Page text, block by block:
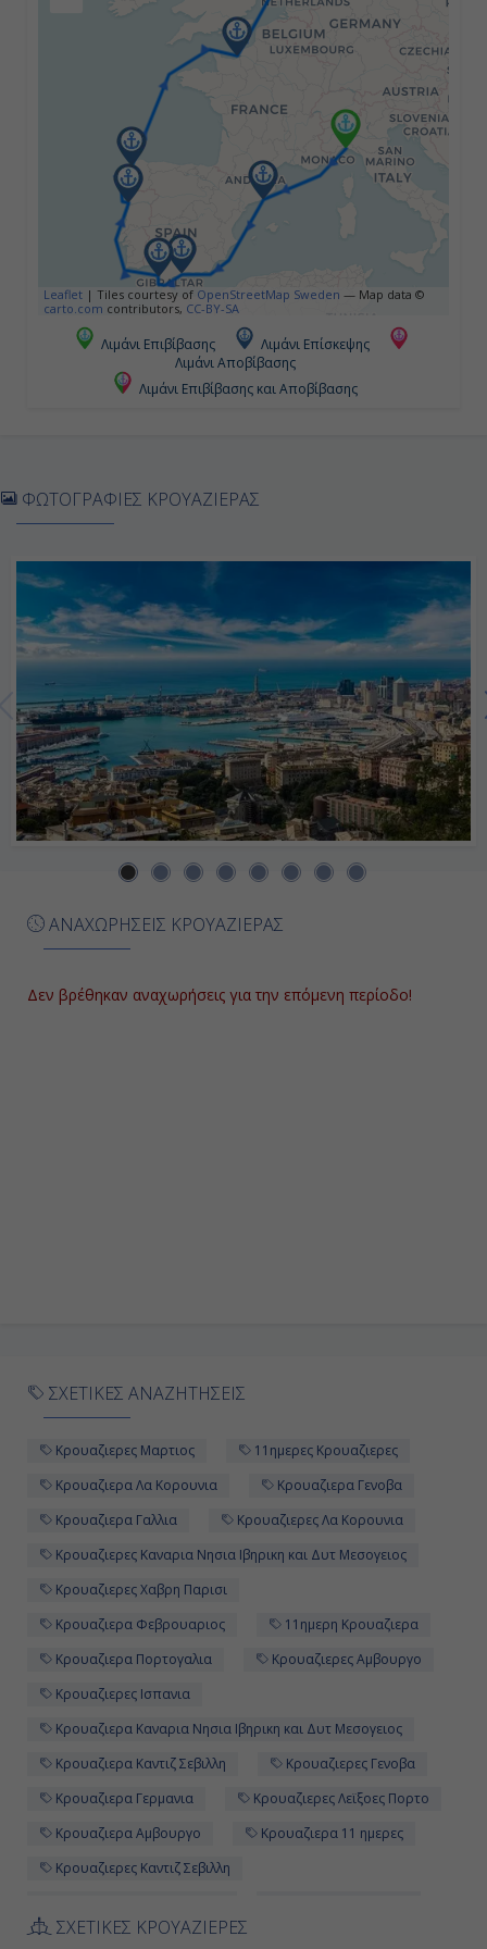
Μάλαγα, Ισπανία
18:00
Ημέρα 5η
Καντίζ ( Σεβίλλη ), Ισπανία
18:00
Ημέρα 6η
Ημέρα 7η
Λεϊξόες (Πόρτο), Πορτογαλία
08:00
17:00
Ημέρα 8η
Λα Κορούνια, Ισπανία
Εν Πλω
06:00
Αποβίβαση
Leaflet | Tiles courtesy of OpenStreetMap Sweden — Map data ©
carto.com contributors, CC-BY-SA
Λιμάνι Επιβίβασης
Λιμάνι Επίσκεψης
Λιμάνι Αποβίβασης
Λιμάνι Επιβίβασης και Αποβίβασης
ΑΝΑΧΩΡΗΣΕΙΣ ΚΡΟΥΑΖΙΕΡΑΣ
Δεν βρέθηκαν αναχωρήσεις για την επόμενη περίοδο!
ΦΩΤΟΓΡΑΦΙΕΣ ΚΡΟΥΑΖΙΕΡΑΣ
ΣΧΕΤΙΚΕΣ ΑΝΑΖΗΤΗΣΕΙΣ
Κρουαζιερες Μαρτιος
11ημερες Κρουαζιερες
Κρουαζιερα Λα Κορουνια
Κρουαζιερα Γενοβα
Κρουαζιερα Γαλλια
Κρουαζιερες Λα Κορουνια
Κρουαζιερες Καναρια Νησια Ιβηρικη και Δυτ Μεσογειος
Κρουαζιερες Χαβρη Παρισι
Κρουαζιερα Φεβρουαριος
11ημερη Κρουαζιερα
Κρουαζιερα Πορτογαλια
Κρουαζιερες Αμβουργο
Κρουαζιερες Ισπανια
Κρουαζιερα Καναρια Νησια Ιβηρικη και Δυτ Μεσογειος
Κρουαζιερα Καντιζ Σεβιλλη
Κρουαζιερες Γενοβα
Κρουαζιερα Γερμανια
Κρουαζιερες Λεϊξοες Πορτο
Κρουαζιερα Αμβουργο
Κρουαζιερα 11 ημερες
Κρουαζιερες Καντιζ Σεβιλλη
Κρουαζιερες απο Γενοβα
ΣΧΕΤΙΚΕΣ ΚΡΟΥΑΖΙΕΡΕΣ